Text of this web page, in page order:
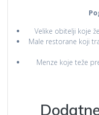
Velike obitelji koje
Male restorane koji
Menze koje teže